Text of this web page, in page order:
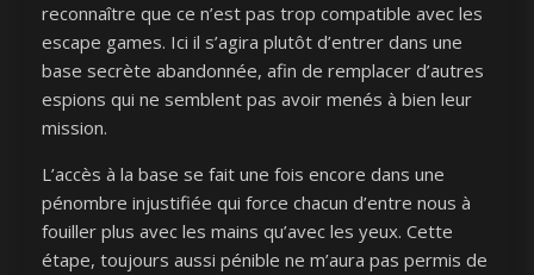
reconnaître que ce n’est pas trop compatible avec les
escape games. Ici il s’agira plutôt d’entrer dans une
base secrète abandonnée, afin de remplacer d’autres
espions qui ne semblent pas avoir menés à bien leur
mission.
L’accès à la base se fait une fois encore dans une
pénombre injustifiée qui force chacun d’entre nous à
fouiller plus avec les mains qu’avec les yeux. Cette
étape, toujours aussi pénible ne m’aura pas permis de